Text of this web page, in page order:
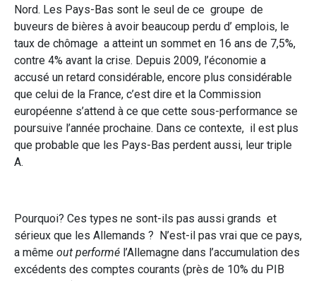
Nord. Les Pays-Bas sont le seul de ce groupe de
buveurs de bières à avoir beaucoup perdu d’ emplois, le
taux de chômage a atteint un sommet en 16 ans de 7,5%,
contre 4% avant la crise. Depuis 2009, l’économie a
accusé un retard considérable, encore plus considérable
que celui de la France, c’est dire et la Commission
européenne s’attend à ce que cette sous-performance se
poursuive l’année prochaine. Dans ce contexte, il est plus
que probable que les Pays-Bas perdent aussi, leur triple
A.
Pourquoi? Ces types ne sont-ils pas aussi grands et
sérieux que les Allemands ? N’est-il pas vrai que ce pays,
a même out performé l’Allemagne dans l’accumulation des
excédents des comptes courants (près de 10% du PIB